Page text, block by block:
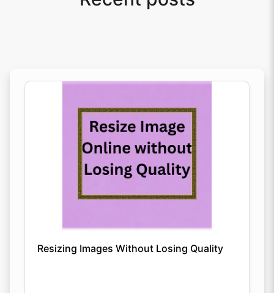
Resizing Images Without Losing Quality